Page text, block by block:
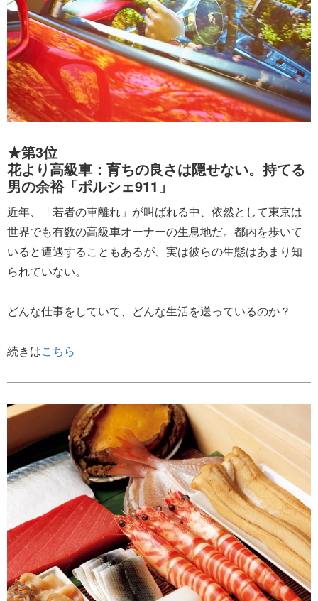
★第3位
花より高級車：育ちの良さは隠せない。持てる
男の余裕「ポルシェ911」
近年、「若者の車離れ」が叫ばれる中、依然として東京は
世界でも有数の高級車オーナーの生息地だ。都内を歩いて
いると遭遇することもあるが、実は彼らの生態はあまり知
られていない。
どんな仕事をしていて、どんな生活を送っているのか？
続きはこちら